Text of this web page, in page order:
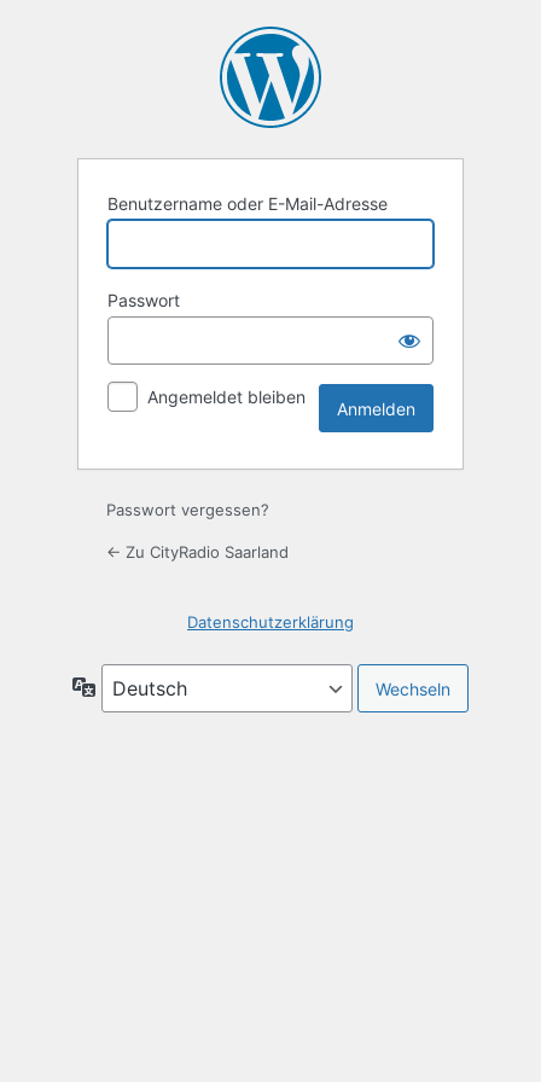
Benutzername oder E-Mail-Adresse
Passwort
Angemeldet bleiben
Passwort vergessen?
← Zu CityRadio Saarland
Datenschutzerklärung
Sprache